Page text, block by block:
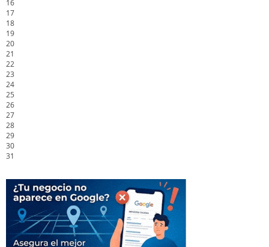
16
17
18
19
20
21
22
23
24
25
26
27
28
29
30
31